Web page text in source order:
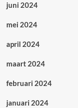
juni 2024
mei 2024
april 2024
maart 2024
februari 2024
januari 2024